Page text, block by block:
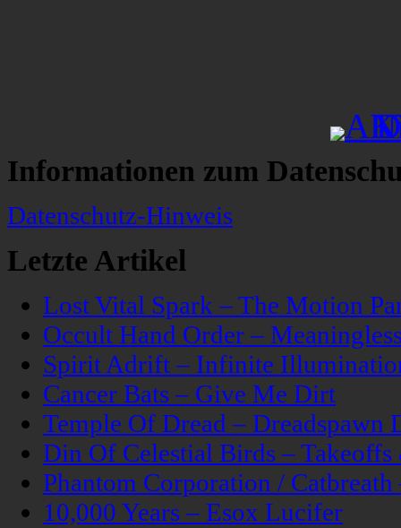
Informationen zum
Datenschutz-Hinweis
Letzte Artikel
Lost Vital Spark – The Motion
Occult Hand Order –
Spirit Adrift – Infinite
Cancer Bats – Give Me Dirt
Temple Of Dread – Dreadspawn
Din Of Celestial Birds –
Phantom Corporation /
10,000 Years – Esox Lucifer